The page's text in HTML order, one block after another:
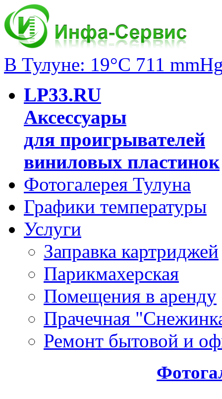
В Тулуне: 19°C 711
LP33.RU
Аксессуары
для проигрывателей
виниловых пластинок
Фотогалерея Тулуна
Графики температуры
Услуги
Заправка картриджей
Парикмахерская
Помещения в аренду
Прачечная
Ремонт бытовой и